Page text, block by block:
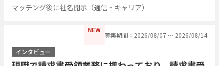
マッチング後に社名開示（通信・キャリア）
NEW
募集期間：2026/08/07 〜 2026/08/14
インタビュー